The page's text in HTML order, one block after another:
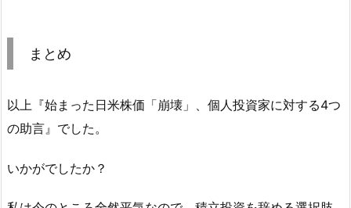
まとめ
以上『始まった日米株価「崩壊」、個人投資家に対する4つ
の助言』でした。
いかがでしたか？